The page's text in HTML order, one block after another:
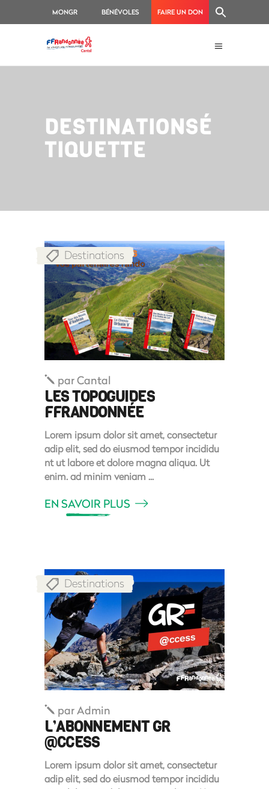
MONGR BÉNÉVOLES FAIRE UN DON
DESTINATIONSÉ
TIQUETTE
Destinations
parCantal
LES TOPOGUIDES
FFRANDONNÉE
Lorem ipsum dolor sit amet, consectetur
adip elit, sed do eiusmod tempor incididu
nt ut labore et dolore magna aliqua. Ut
enim. ad minim veniam
EN SAVOIR PLUS
Destinations
parAdmin
L’ABONNEMENT GR
@CCESS
Lorem ipsum dolor sit amet, consectetur
adip elit, sed do eiusmod tempor incididu